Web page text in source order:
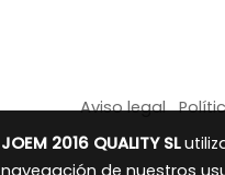
Aviso legal
JOEM 2016 QUALITY SL